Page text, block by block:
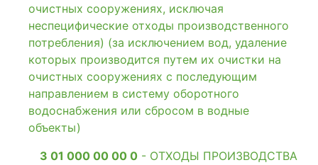
очистных сооружениях, исключая
неспецифические отходы производственного
потребления) (за исключением вод, удаление
которых производится путем их очистки на
очистных сооружениях с последующим
направлением в систему оборотного
водоснабжения или сбросом в водные
объекты)
3 01 000 00 00 0 - ОТХОДЫ ПРОИЗВОДСТВА